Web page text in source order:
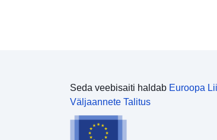
Seda veebisaiti haldab Euroopa
Väljaannete Talitus